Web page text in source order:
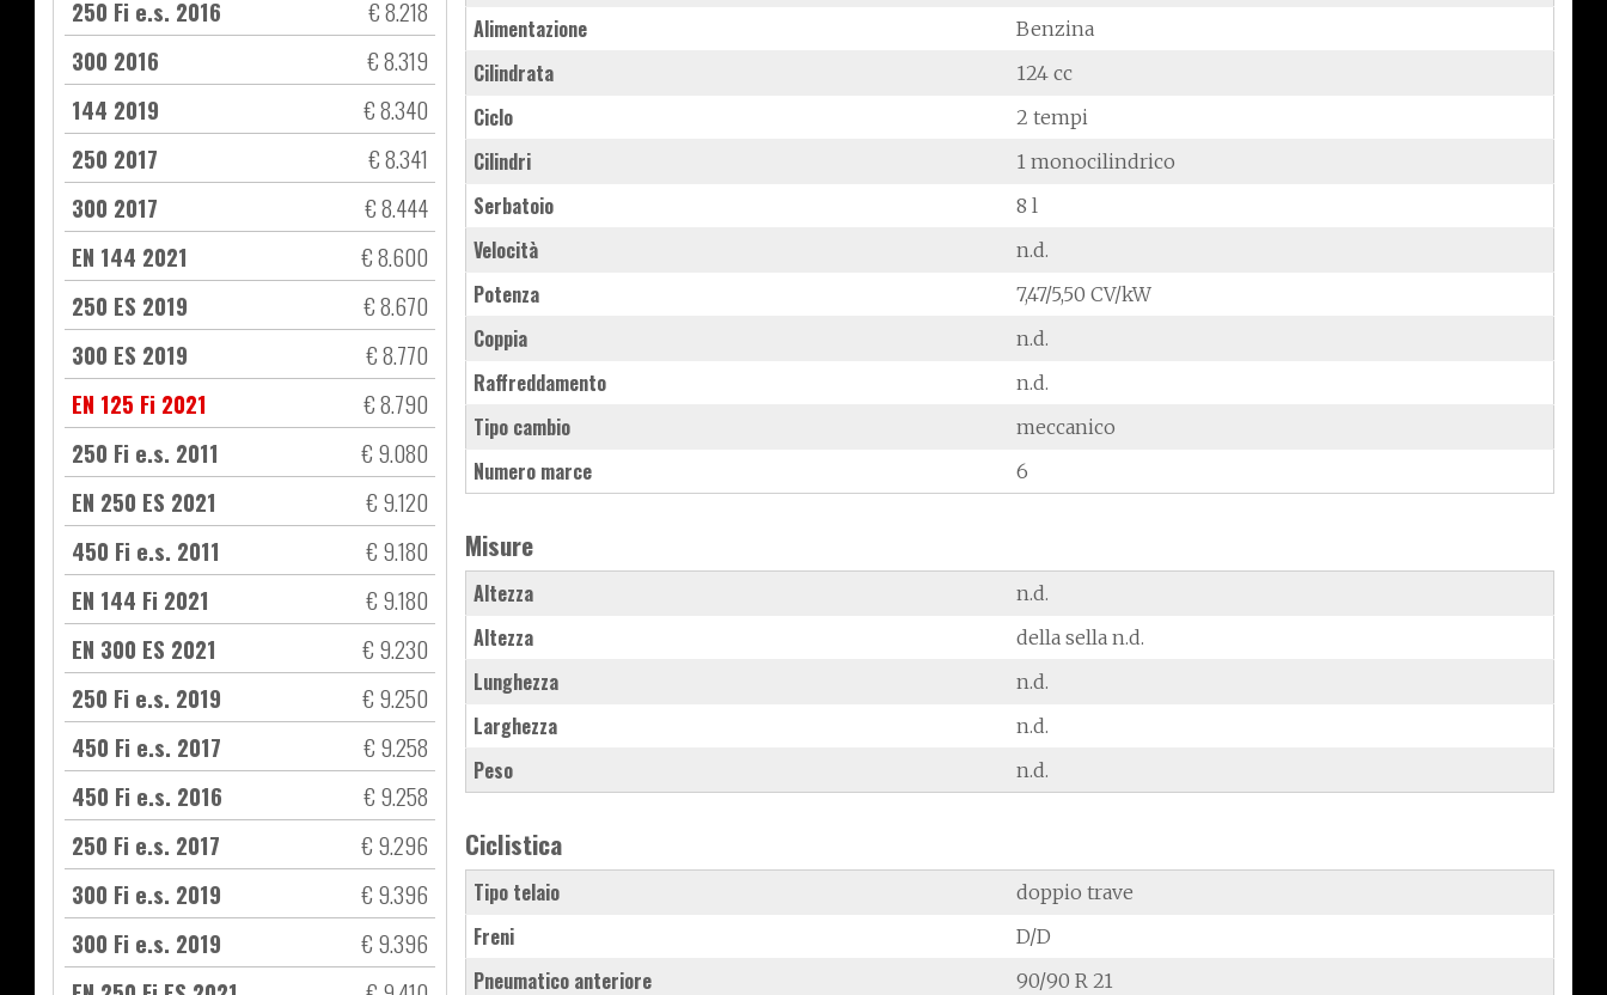
250 Fi e.s. 2016
€ 8.218
300 2016
€ 8.319
144 2019
€ 8.340
250 2017
€ 8.341
300 2017
€ 8.444
EN 144 2021
€ 8.600
250 ES 2019
€ 8.670
300 ES 2019
€ 8.770
EN 125 Fi 2021
€ 8.790
250 Fi e.s. 2011
€ 9.080
EN 250 ES 2021
€ 9.120
450 Fi e.s. 2011
€ 9.180
EN 144 Fi 2021
€ 9.180
EN 300 ES 2021
€ 9.230
250 Fi e.s. 2019
€ 9.250
450 Fi e.s. 2017
€ 9.258
450 Fi e.s. 2016
€ 9.258
250 Fi e.s. 2017
€ 9.296
300 Fi e.s. 2019
€ 9.396
300 Fi e.s. 2019
€ 9.396
Alimentazione Benzina
Cilindrata 124 cc
Ciclo 2 tempi
Cilindri 1 monocilindrico
Serbatoio 8 l
Velocità n.d.
Potenza 7,47/5,50 CV/kW
Coppia n.d.
Raffreddamento n.d.
Tipo cambio meccanico
Numero marce 6
Misure
Altezza n.d.
Altezza della sella n.d.
Lunghezza n.d.
Larghezza n.d.
Peso n.d.
Ciclistica
Tipo telaio doppio trave
Freni D/D
Pneumatico anteriore 90/90 R 21